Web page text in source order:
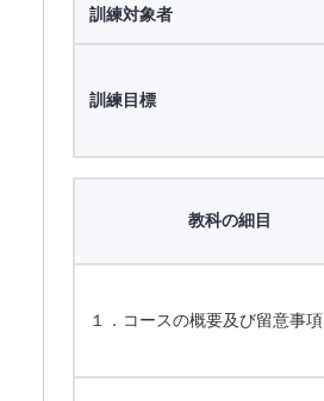
訓練対象者
訓練目標
教科の細目
１．コースの概要及び留意事項